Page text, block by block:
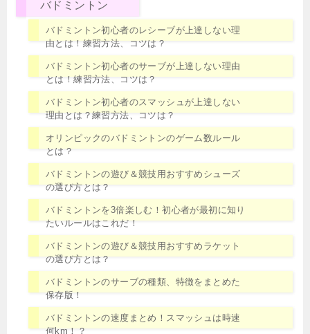
バドミントン
バドミントン初心者のレシーブが上達しない理
由とは！練習方法、コツは？
バドミントン初心者のサーブが上達しない理由
とは！練習方法、コツは？
バドミントン初心者のスマッシュが上達しない
理由とは？練習方法、コツは？
オリンピックのバドミントンのゲーム数ルール
とは？
バドミントンの遊び＆競技用おすすめシューズ
の選び方とは？
バドミントンを3倍楽しむ！初心者が最初に知り
たいルールはこれだ！
バドミントンの遊び＆競技用おすすめラケット
の選び方とは？
バドミントンのサーブの種類、特徴をまとめた
保存版！
バドミントンの速度まとめ！スマッシュは時速
何km！？